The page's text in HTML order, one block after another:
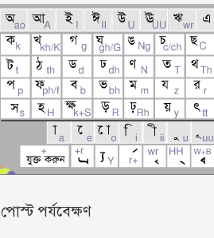
পোস্ট পর্যবেক্ষণ